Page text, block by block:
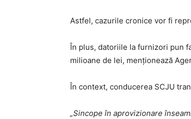
Astfel, cazurile cronice vor fi
În plus, datoriile la furnizori pun
milioane de lei, menționează
În context, conducerea SCJU
„Sincope în aprovizionare